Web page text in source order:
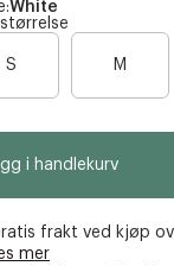
White
S
n
o
e
M
i handlekurv
frakt ved kjøp
mer